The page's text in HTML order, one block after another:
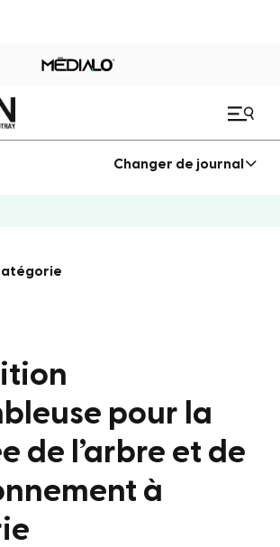
Changer de journal
pour la
de l’arbre et de
à